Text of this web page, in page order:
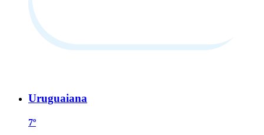
Uruguaiana
7º